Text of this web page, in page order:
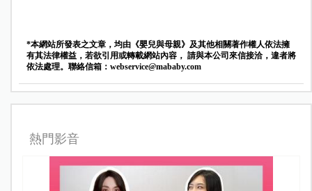
*本網站所發表之文章，均由《嬰兒與母親》及其他相關著作權人依法擁
有其法律權益，若欲引用或轉載網站內容， 請與本公司來信接洽，違者將
依法處理。聯絡信箱： webservice@mababy.com
熱門影音